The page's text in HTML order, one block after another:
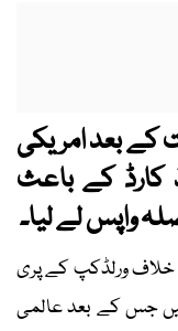
کے بعد امریکی
کارڈ کے باعث
واپس لے لیا۔
خلاف ورلڈکپ کے پری
جس کے بعد عالمی